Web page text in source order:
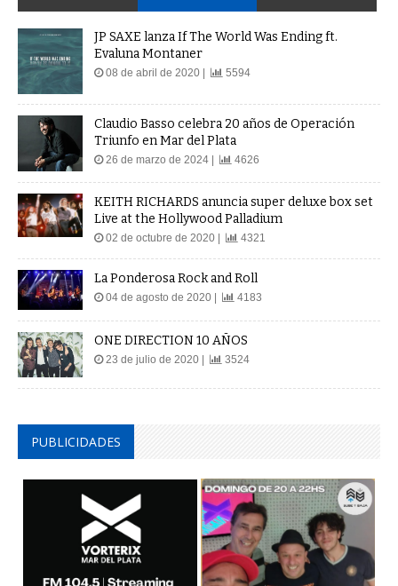
JP SAXE lanza If The World Was Ending ft.
Evaluna Montaner
08 de abril de 2020 | 5594
Claudio Basso celebra 20 años de Operación
Triunfo en Mar del Plata
26 de marzo de 2024 | 4626
KEITH RICHARDS anuncia super deluxe box set
Live at the Hollywood Palladium
02 de octubre de 2020 | 4321
La Ponderosa Rock and Roll
04 de agosto de 2020 | 4183
ONE DIRECTION 10 AÑOS
23 de julio de 2020 | 3524
PUBLICIDADES